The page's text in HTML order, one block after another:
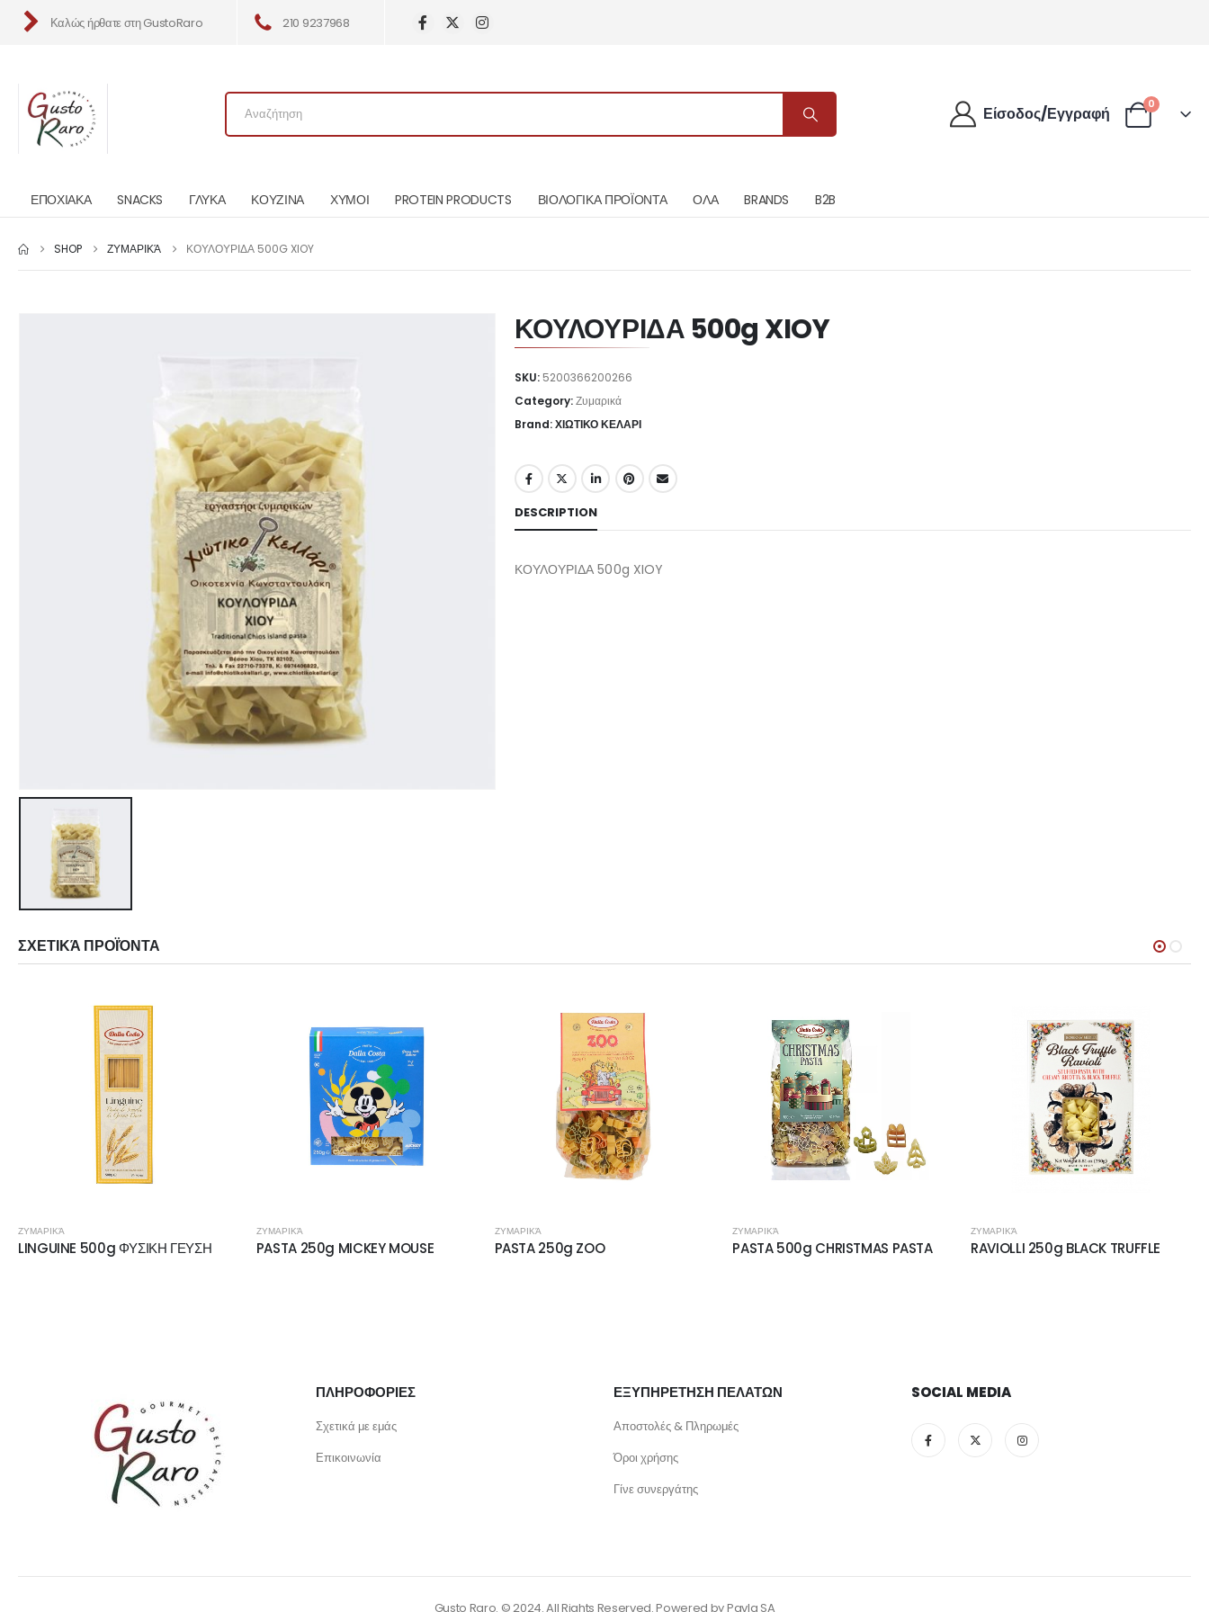
Καλώς ήρθατε στη GustoRaro 210 9237968
Είσοδος/Εγγραφή
0
ΕΠΟΧΙΑΚΑ SNACKS ΓΛΥΚΑ ΚΟΥΖΙΝΑ ΧΥΜΟΙ PROTEIN PRODUCTS ΒΙΟΛΟΓΙΚΑ ΠΡΟΪΟΝΤΑ ΟΛΑ BRANDS B2B
SHOP ΖΥΜΑΡΙΚΆ ΚΟΥΛΟΥΡΙΔΑ 500G XIOY
ΚΟΥΛΟΥΡΙΔΑ 500g XIOY
SKU: 5200366200266
Category:Ζυμαρικά
Brand: ΧΙΩΤΙΚΟ ΚΕΛΑΡΙ
DESCRIPTION
ΚΟΥΛΟΥΡΙΔΑ 500g XIOY
ΣΧΕΤΙΚΆ ΠΡΟΪΌΝΤΑ
ΖΥΜΑΡΙΚΆ
LINGUINE 500g ΦΥΣΙΚΗ ΓΕΥΣΗ
ΖΥΜΑΡΙΚΆ
PASTA 250g MICKEY MOUSE
ΖΥΜΑΡΙΚΆ
PASTA 250g ZOO
ΖΥΜΑΡΙΚΆ
PASTA 500g CHRISTMAS PASTA
ΖΥΜΑΡΙΚΆ
RAVIOLLI 250g BLACK TRUFFLE
ΠΛΗΡΟΦΟΡΙΕΣ
Σχετικά με εμάς
Επικοινωνία
ΕΞΥΠΗΡΕΤΗΣΗ ΠΕΛΑΤΩΝ
Αποστολές & Πληρωμές
Όροι χρήσης
Γίνε συνεργάτης
SOCIAL MEDIA
Gusto Raro. © 2024. All Rights Reserved. Powered byPavla SA